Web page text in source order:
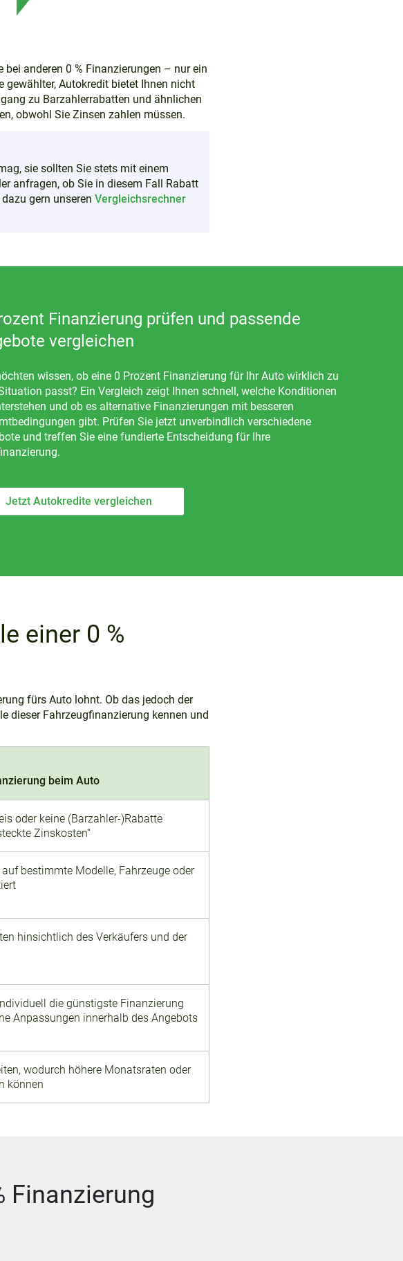
anderen 0 % Finanzierungen – nur ein
gewählter, Autokredit bietet Ihnen nicht
zu Barzahlerrabatten und ähnlichen
obwohl Sie Zinsen zahlen müssen.
sie sollten Sie stets mit einem
anfragen, ob Sie in diesem Fall Rabatt
gern unseren Vergleichsrechner
Finanzierung prüfen und passende
vergleichen
wissen, ob eine 0 Prozent Finanzierung für Ihr Auto wirklich zu
passt? Ein Vergleich zeigt Ihnen schnell, welche Konditionen
und ob es alternative Finanzierungen mit besseren
gibt. Prüfen Sie jetzt unverbindlich verschiedene
und treffen Sie eine fundierte Entscheidung für Ihre
Jetzt Autokredite vergleichen
einer 0 %
fürs Auto lohnt. Ob das jedoch der
dieser Fahrzeugfinanzierung kennen und
beim Auto
oder keine (Barzahler-)Rabatte
Zinskosten“
bestimmte Modelle, Fahrzeuge oder
hinsichtlich des Verkäufers und der
die günstigste Finanzierung
Anpassungen innerhalb des Angebots
wodurch höhere Monatsraten oder
können
Finanzierung